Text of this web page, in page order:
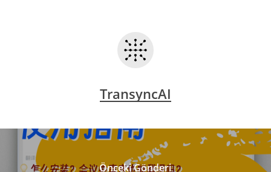
TransyncAI
Önceki Gönderi